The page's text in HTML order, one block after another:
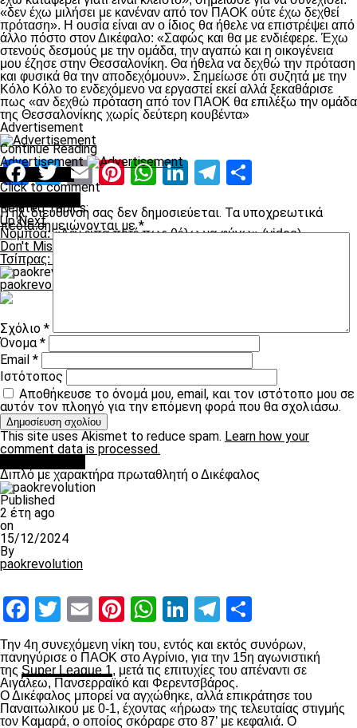
«δεν έχω μιλήσει με κανέναν από τον ΠΑΟΚ ούτε έχω δεχθεί
πρόταση». Η ουσία είναι αν ο ίδιος θα ήθελε να επιστρέψει από
άλλο πόστο στον Δικέφαλο: «Σαφώς και θα με ενδιέφερε. Έχω
στενούς δεσμούς με την ομάδα, την αγαπώ και η οικογένεια
μου έζησε στην Θεσσαλονίκη. Θα ήθελα να δεχθώ την πρόταση
και φυσικά θα την αποδεχόμουν». Σημείωσε ότι συζητά με την
Κόλο Κόλο το ενδεχόμενο να εργαστεί εκεί αλλά ξεκαθάρισε
πως «αν δεχθώ πρόταση από τον ΠΑΟΚ θα επιλέξω την ομάδα
της Θεσσαλονίκης χωρίς δεύτερη κουβέντα»
Advertisement
Facebook
Twitter
EmailPinterest
WhatsApp
LinkedIn
Telegram
Related Topics:
Up Next
Νομπόα: «Δεν είπα ποτέ πως θέλω να φύγω» (video)
Don't Miss
Τσίπρας: Στη Βουλή το νομοσχέδιο για τα χρέη
paokrevolution
Continue Reading
Advertisement
You may like
Click to comment
Η ηλ. διεύθυνση σας δεν δημοσιεύεται. Τα υποχρεωτικά
πεδία σημειώνονται με*
Σχόλιο *
Όνομα*
Email *
Ιστότοπος
Αποθήκευσε το όνομά μου, email, και τον ιστότοπο μου σε
αυτόν τον πλοηγό για την επόμενη φορά που θα σχολιάσω.
This site uses Akismet to reduce spam. Learn how your
comment data is processed.
Διπλό με χαρακτήρα πρωταθλητή ο Δικέφαλος
Published
2 έτη ago
on
15/12/2024
By
paokrevolution
Facebook
Twitter
EmailPinterest
WhatsApp
LinkedIn
Telegram
Την 4η συνεχόμενη νίκη του, εντός και εκτός συνόρων,
πανηγύρισε ο ΠΑΟΚ στο Αγρίνιο, για την 15η αγωνιστική
της Super League 1, μετά τις επιτυχίες του απέναντι σε
Αιγάλεω, Πανσερραϊκό και Φερεντσβάρος.
Ο Δικέφαλος μπορεί να αγχώθηκε, αλλά επικράτησε του
Παναιτωλικού με 0-1, έχοντας «ήρωα» της τελευταίας στιγμής
τον Καμαρά, ο οποίος σκόραρε στο 87’ με κεφαλιά. Ο